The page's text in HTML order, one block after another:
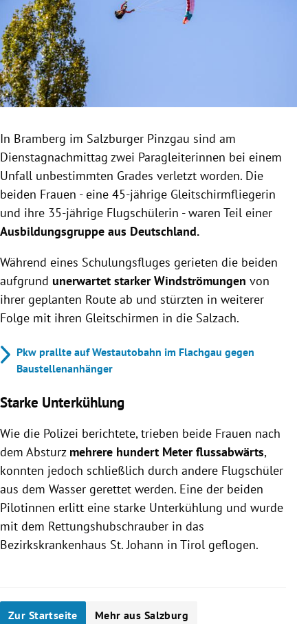
Untermenü
Untermenü
Untermenü
Untermenü
In Bramberg im Salzburger Pinzgau sind am
Dienstagnachmittag zwei Paragleiterinnen bei einem
Unfall unbestimmten Grades verletzt worden. Die
beiden Frauen - eine 45-jährige Gleitschirmfliegerin
und ihre 35-jährige Flugschülerin - waren Teil einer
Ausbildungsgruppe aus Deutschland.
Während eines Schulungsfluges gerieten die beiden
aufgrund unerwartet starker Windströmungen von
ihrer geplanten Route ab und stürzten in weiterer
Folge mit ihren Gleitschirmen in die Salzach.
Pkw prallte auf Westautobahn im Flachgau gegen
Baustellenanhänger
Starke Unterkühlung
Wie die Polizei berichtete, trieben beide Frauen nach
dem Absturz mehrere hundert Meter flussabwärts,
konnten jedoch schließlich durch andere Flugschüler
aus dem Wasser gerettet werden. Eine der beiden
Pilotinnen erlitt eine starke Unterkühlung und wurde
mit dem Rettungshubschrauber in das
Bezirkskrankenhaus St. Johann in Tirol geflogen.
Zur Startseite Mehr aus Salzburg